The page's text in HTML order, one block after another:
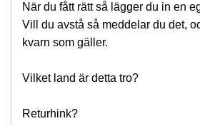
När du fått rätt så lägger du in en
Vill du avstå så meddelar du det,
kvarn som gäller.
Vilket land är detta tro?
Returhink?